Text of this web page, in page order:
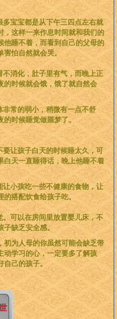
宝宝都是从下午三四点左右就
，这样一来作息时间就和我们的
他睡不着，而看到自己的父母的
害怕自然就会哭。
消化，肚子里有气，而晚上正
的时候就会饿，饿了就自然会
常的弱小，稍微有一点不舒
的时候睡觉做噩梦了。
让孩子白天的时候睡太久，可
白天一直睡得话，晚上他睡不着
小孩吃一些不健康的食物，让
的搭配饮食给孩子吃。
可以在房间里放置婴儿床，不
子缺乏安全感。
初为人母的你虽然可能会缺乏带
动学习的心，一定要多了解孩
自己的孩子。